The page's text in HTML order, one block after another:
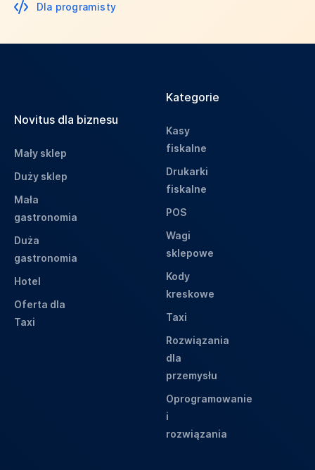
Dla programisty
Novitus dla biznesu
Mały sklep
Duży sklep
Mała
gastronomia
Duża
gastronomia
Hotel
Oferta dla
Taxi
Kategorie
Kasy
fiskalne
Drukarki
fiskalne
POS
Wagi
sklepowe
Kody
kreskowe
Taxi
Rozwiązania
dla
przemysłu
Oprogramowanie
i
rozwiązania